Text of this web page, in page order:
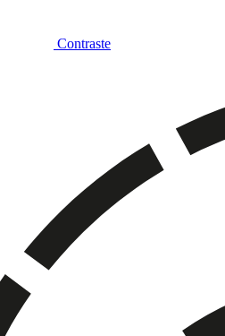
Contraste